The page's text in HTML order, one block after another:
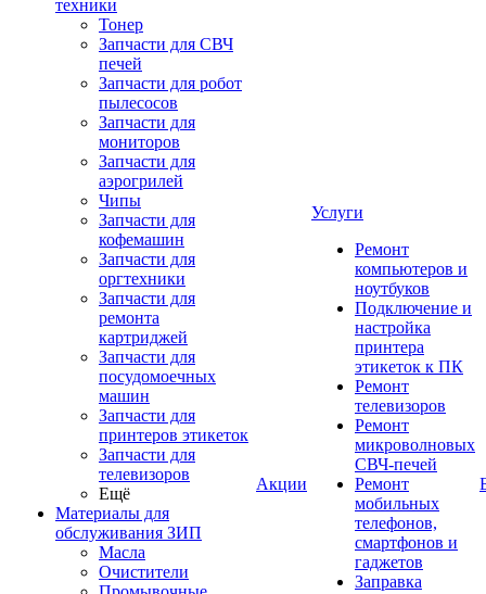
техники
Тонер
Запчасти для СВЧ
печей
Запчасти для робот
пылесосов
Запчасти для
мониторов
Запчасти для
аэрогрилей
Чипы
Запчасти для
кофемашин
Запчасти для
оргтехники
Запчасти для
ремонта
картриджей
Запчасти для
посудомоечных
машин
Запчасти для
принтеров этикеток
Запчасти для
телевизоров
Ещё
Материалы для
обслуживания ЗИП
Масла
Очистители
Акции
Услуги
Ремонт
компьютеров и
ноутбуков
Подключение и
настройка
принтера
этикеток к ПК
Ремонт
телевизоров
Ремонт
микроволновых
СВЧ-печей
Ремонт
мобильных
телефонов,
смартфонов и
гаджетов
Заправка